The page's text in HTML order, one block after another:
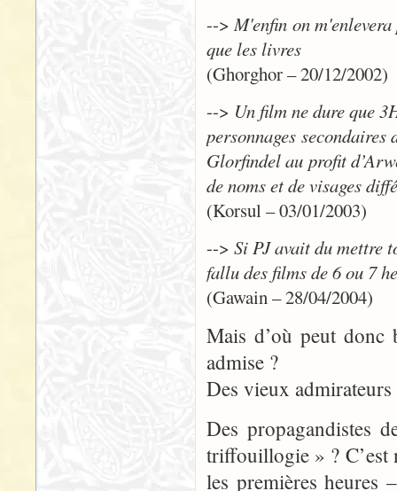
-->M'enfin on
que les livres
(Ghorghor – 20/12/2002)
--> Un film ne dure que
personnages
Glorfindel au profit
de noms et de visages
(Korsul – 03/01/2003)
--> Si PJ avait du mettre
fallu des films de 6 ou 7
(Gawain – 28/04/2004)
Mais d’où peut donc
admise ?
Des vieux
Des propagandistes
triffouillogie » ? C’est
les premières heures